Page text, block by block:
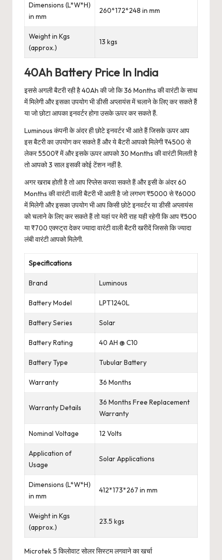
Dimensions (L*W*H)
in mm
260*172*248 in mm
Weight in Kgs
(approx.)
13 kgs
40Ah Battery Price In India
इससे अगली बैटरी रही है 40Ah की जो कि 36 Months की वारंटी के साथ
में मिलेगी और इसका उपयोग भी डीसी अप्लायंस में चलाने के लिए कर सकते हैं
या जो छोटा आपका इनवर्टर होगा उसके ऊपर कर सकते हैं.
Luminous कंपनी के अंदर ही छोटे इनवर्टर भी आते हैं जिसके ऊपर आप
इस बैटरी का उपयोग कर सकते हैं और ये बैटरी आपको मिलेगी ₹4500 से
लेकर 5500₹ में और इसके ऊपर आपको 30 Months की वारंटी मिलती है
तो आपको 3 साल इसकी कोई टेंशन नहीं है.
अगर खराब होती है तो आप रिप्लेस करवा सकते हैं और इसी के अंदर 60
Months की वारंटी वाली बैटरी भी आती है जो लगभग ₹5000 से ₹6000
में मिलेगी और इसका उपयोग भी आप किसी छोटे इनवर्टर या डीसी अप्लायंस
को चलाने के लिए कर सकते हैं तो यहां पर मेरी राह यही रहेगी कि आप ₹500
या ₹700 एक्स्ट्रा देकर ज्यादा वारंटी वाली बैटरी खरीदें जिससे कि ज्यादा
लंबी वारंटी आपको मिलेगी.
Specifications
Brand Luminous
Battery Model LPT1240L
Battery Series Solar
Battery Rating 40 AH @ C10
Battery Type Tubular Battery
Warranty 36 Months
Warranty Details
36 Months Free Replacement
Warranty
Nominal Voltage 12 Volts
Application of
Usage
Solar Applications
Dimensions (L*W*H)
in mm
412*173*267 in mm
Weight in Kgs
(approx.)
23.5 kgs
Microtek 5 किलोवाट सोलर सिस्टम लगवाने का खर्चा